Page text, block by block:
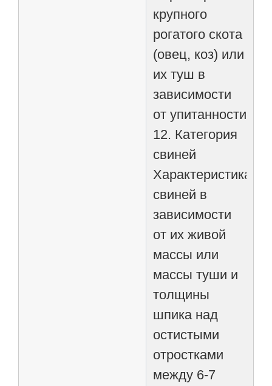
крупного
рогатого скота
(овец, коз) или
их туш в
зависимости
от упитанности
12. Категория
свиней
Характеристика
свиней в
зависимости
от их живой
массы или
массы туши и
толщины
шпика над
остистыми
отростками
между 6-7